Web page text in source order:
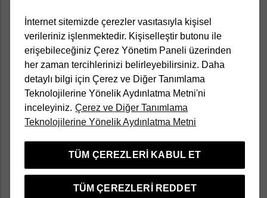
Kurumsal
Yasal
Müşteri Hizmetleri
Kampanyalar
Popüler Kategoriler
Türkçe
İnternet sitemizde çerezler vasıtasıyla kişisel
verileriniz işlenmektedir. Kişiselleştir butonu ile
erişebileceğiniz Çerez Yönetim Paneli üzerinden
her zaman tercihlerinizi belirleyebilirsiniz. Daha
detaylı bilgi için Çerez ve Diğer Tanımlama
Teknolojilerine Yönelik Aydınlatma Metni'ni
inceleyiniz. Çerez ve Diğer Tanımlama
Teknolojilerine Yönelik Aydınlatma Metni
TÜM ÇEREZLERI KABUL ET
TÜM ÇEREZLERI REDDET